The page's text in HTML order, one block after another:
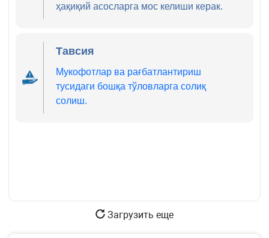
ҳақиқий асосларга мос келиши керак.
Тавсия
Мукофотлар ва рағбатлантириш
тусидаги бошқа тўловларга солиқ
солиш.
Загрузить еще